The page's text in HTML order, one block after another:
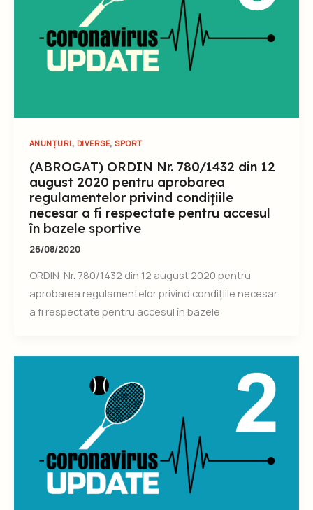
ANUNȚURI, DIVERSE,SPORT
(ABROGAT) ORDIN Nr. 780/1432 din 12
august 2020 pentru aprobarea
regulamentelor privind condiţiile
necesar a fi respectate pentru accesul
în bazele sportive
26/08/2020
ORDIN Nr. 780/1432 din 12 august 2020 pentru
aprobarea regulamentelor privind condiţiile necesar
a fi respectate pentru accesul în bazele